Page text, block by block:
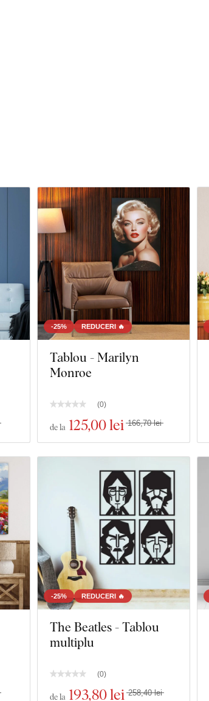
-25% REDUCERI 🔥
Tablou - Marilyn
Monroe
(0)
de la 125,00 lei 166,70 lei
-25% REDUCERI 🔥
The Beatles - Tablou
multiplu
(0)
de la 193,80 lei 258,40 lei